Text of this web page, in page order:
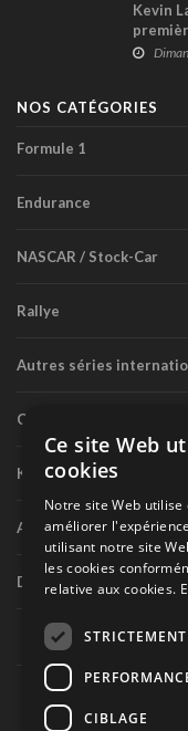
Kevin
NOS CATÉGORIES
Formule 1
Endurance
NASCAR / Stock-Car
Rallye
Autres séries
Circuit routier canadien
Karting
Autres séries nationales
Divers
Tous droits réservés
Ce site Web
cookies
Notre site Web utilise
améliorer
utilisant notre site
les cookies
relative aux cookies.
CIBLAGE